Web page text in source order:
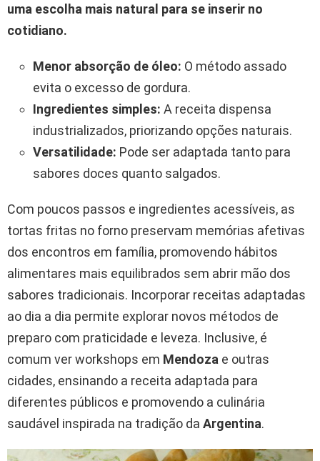
uma escolha mais natural para se inserir no
cotidiano.
Menor absorção de óleo: O método assado
evita o excesso de gordura.
Ingredientes simples: A receita dispensa
industrializados, priorizando opções naturais.
Versatilidade: Pode ser adaptada tanto para
sabores doces quanto salgados.
Com poucos passos e ingredientes acessíveis, as
tortas fritas no forno preservam memórias afetivas
dos encontros em família, promovendo hábitos
alimentares mais equilibrados sem abrir mão dos
sabores tradicionais. Incorporar receitas adaptadas
ao dia a dia permite explorar novos métodos de
preparo com praticidade e leveza. Inclusive, é
comum ver workshops em Mendoza e outras
cidades, ensinando a receita adaptada para
diferentes públicos e promovendo a culinária
saudável inspirada na tradição da Argentina.